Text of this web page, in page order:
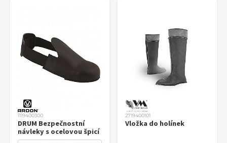
1119400300
DRUM Bezpečnostní
návleky s ocelovou špicí
2719400101
Vložka do holínek